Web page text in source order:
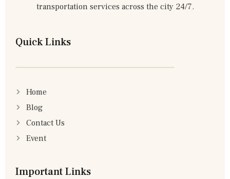
transportation services across the city 24/7.
Quick Links
Home
Blog
Contact Us
Event
Important Links